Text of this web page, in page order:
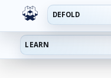
DEFOLD
LEARN